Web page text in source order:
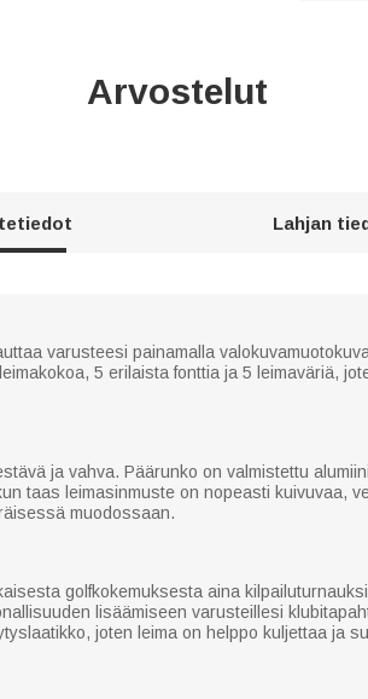
Arvostelut
Lahjan
varusteesi painamalla
5 erilaista fonttia ja 5 leimaväriä,
ja vahva. Päärunko on valmistettu
taas leimasinmuste on nopeasti kuivuvaa,
muodossaan.
golfkokemuksesta aina
lisäämiseen varusteillesi
joten leima on helppo kuljettaa ja